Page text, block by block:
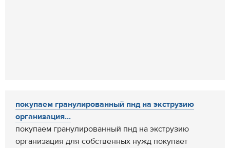
покупаем гранулированный пнд на экструзию
организация...
покупаем гранулированный пнд на экструзию
организация для собственных нужд покупает